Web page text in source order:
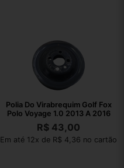
Polia Do Virabrequim Golf Fox
Polo Voyage 1.0 2013 A 2016
R$ 43,00
Em até 12x de R$ 4,36 no cartão